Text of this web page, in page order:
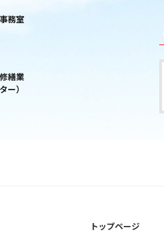
務室
繕業
ー）
トップページ